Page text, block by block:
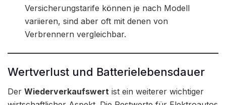
Versicherungstarife können je nach Modell
variieren, sind aber oft mit denen von
Verbrennern vergleichbar.
Wertverlust und Batterielebensdauer
Der Wiederverkaufswert ist ein weiterer wichtiger